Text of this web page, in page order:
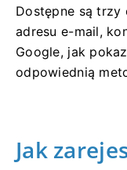
Dostępne są trzy
adresu e-mail,
Google, jak
odpowiednią
Jak